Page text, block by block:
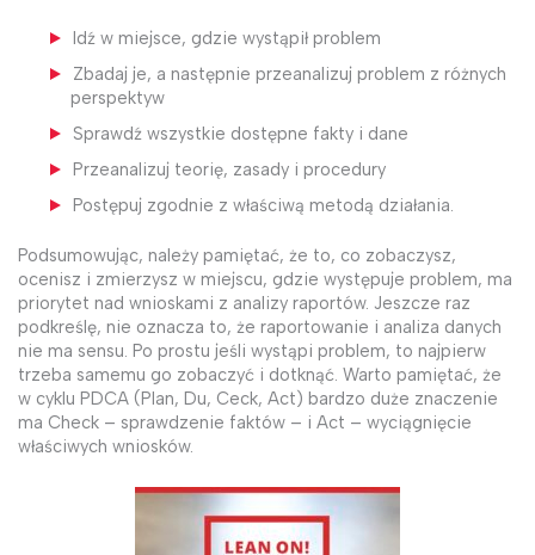
Idź w miejsce, gdzie wystąpił problem
Zbadaj je, a następnie przeanalizuj problem z różnych
perspektyw
Sprawdź wszystkie dostępne fakty i dane
Przeanalizuj teorię, zasady i procedury
Postępuj zgodnie z właściwą metodą działania.
Podsumowując, należy pamiętać, że to, co zobaczysz,
ocenisz i zmierzysz w miejscu, gdzie występuje problem, ma
priorytet nad wnioskami z analizy raportów. Jeszcze raz
podkreślę, nie oznacza to, że raportowanie i analiza danych
nie ma sensu. Po prostu jeśli wystąpi problem, to najpierw
trzeba samemu go zobaczyć i dotknąć. Warto pamiętać, że
w cyklu PDCA (Plan, Du, Ceck, Act) bardzo duże znaczenie
ma Check – sprawdzenie faktów – i Act – wyciągnięcie
właściwych wniosków.